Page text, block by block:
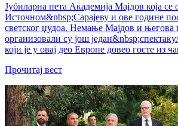
Јубиларна пета Академија Мајдов која се
Источном&nbsp;Сарајеву и ове године
светског џудоа. Немање Мајдов и његова
организовали су још
који је у овај део Европе довео госте из
Прочитај вест